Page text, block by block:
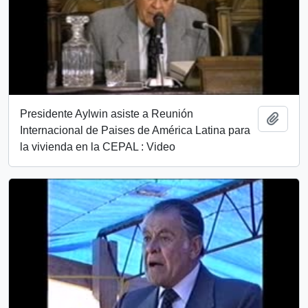
Presidente Aylwin asiste a Reunión
Internacional de Paises de América Latina para
la vivienda en la CEPAL : Video